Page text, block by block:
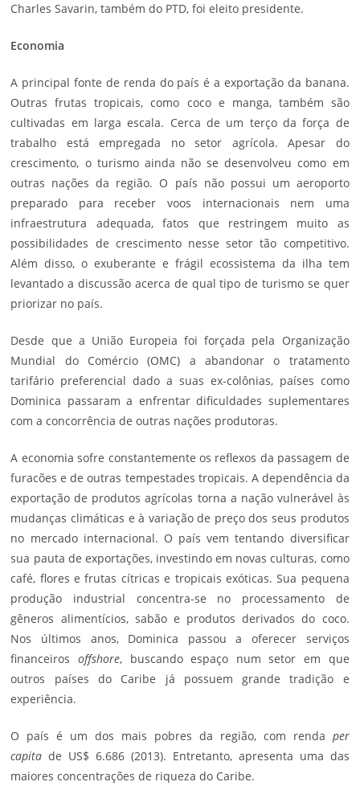
Charles Savarin, também do PTD, foi eleito presidente.
Economia
A principal fonte de renda do país é a exportação da banana.
Outras frutas tropicais, como coco e manga, também são
cultivadas em larga escala. Cerca de um terço da força de
trabalho está empregada no setor agrícola. Apesar do
crescimento, o turismo ainda não se desenvolveu como em
outras nações da região. O país não possui um aeroporto
preparado para receber voos internacionais nem uma
infraestrutura adequada, fatos que restringem muito as
possibilidades de crescimento nesse setor tão competitivo.
Além disso, o exuberante e frágil ecossistema da ilha tem
levantado a discussão acerca de qual tipo de turismo se quer
priorizar no país.
Desde que a União Europeia foi forçada pela Organização
Mundial do Comércio (OMC) a abandonar o tratamento
tarifário preferencial dado a suas ex-colônias, países como
Dominica passaram a enfrentar dificuldades suplementares
com a concorrência de outras nações produtoras.
A economia sofre constantemente os reflexos da passagem de
furacões e de outras tempestades tropicais. A dependência da
exportação de produtos agrícolas torna a nação vulnerável às
mudanças climáticas e à variação de preço dos seus produtos
no mercado internacional. O país vem tentando diversificar
sua pauta de exportações, investindo em novas culturas, como
café, flores e frutas cítricas e tropicais exóticas. Sua pequena
produção industrial concentra-se no processamento de
gêneros alimentícios, sabão e produtos derivados do coco.
Nos últimos anos, Dominica passou a oferecer serviços
financeirosoffshore, buscando espaço num setor em que
outros países do Caribe já possuem grande tradição e
experiência.
O país é um dos mais pobres da região, com renda per
capitade US$ 6.686 (2013). Entretanto, apresenta uma das
maiores concentrações de riqueza do Caribe.